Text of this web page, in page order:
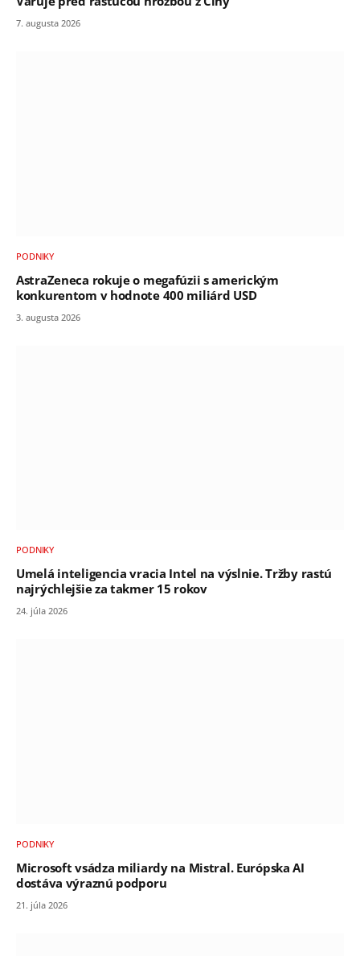
7. augusta 2026
PODNIKY
AstraZeneca rokuje o megafúzii s americkým
konkurentom v hodnote 400 miliárd USD
3. augusta 2026
PODNIKY
Umelá inteligencia vracia Intel na výslnie. Tržby rastú
najrýchlejšie za takmer 15 rokov
24. júla 2026
PODNIKY
Microsoft vsádza miliardy na Mistral. Európska AI
dostáva výraznú podporu
21. júla 2026